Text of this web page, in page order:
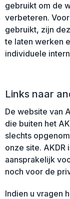
gebruikt om de
verbeteren.
gebruikt, zijn
te laten werken
individuele
Links naar
De website van
die buiten het
slechts
onze site.
aansprakelijk
noch voor de
Indien u vragen